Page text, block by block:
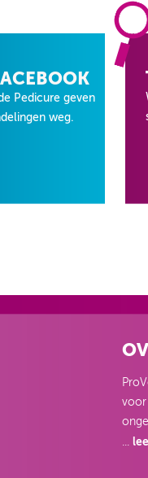
Pedicure geven
weg.
voor
...